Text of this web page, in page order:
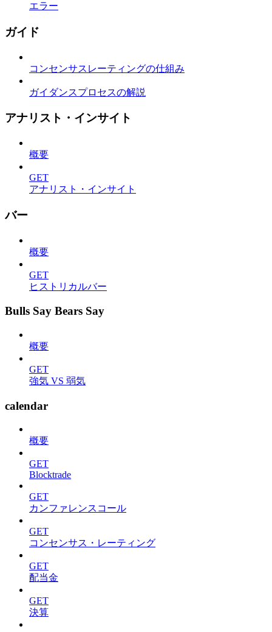
エラー
ガイド
コンセンサスレーティングの仕組み
ガイダンスプロセスの解説
アナリスト・インサイト
概要
GET
アナリスト・インサイト
バー
概要
GET
ヒストリカルバー
Bulls Say Bears Say
概要
GET
強気 VS 弱気
calendar
概要
GET
Blocktrade
GET
カンファレンスコール
GET
コンセンサス・レーティング
GET
配当金
GET
決算